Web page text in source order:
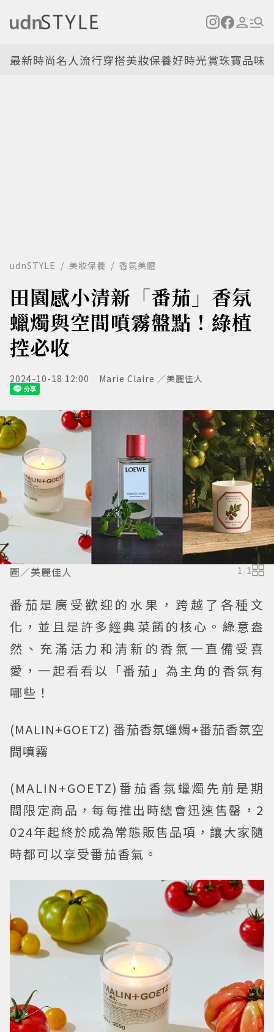
最新時尚名人流行穿搭美妝保養好時光賞珠寶品味
udnSTYLE 美妝保養 香氛美體
田園感小清新「番茄」香氛
蠟燭與空間噴霧盤點！綠植
控必收
2024-10-18 12:00 Marie Claire ／美麗佳人
圖／美麗佳人 1 /1
番茄是廣受歡迎的水果，跨越了各種文
化，並且是許多經典菜餚的核心。綠意盎
然、充滿活力和清新的香氣一直備受喜
愛，一起看看以「番茄」為主角的香氛有
哪些！
(MALIN+GOETZ) 番茄香氛蠟燭+番茄香氛空
間噴霧
(MALIN+GOETZ)番茄香氛蠟燭先前是期
間限定商品，每每推出時總會迅速售罄，2
024年起終於成為常態販售品項，讓大家隨
時都可以享受番茄香氣。